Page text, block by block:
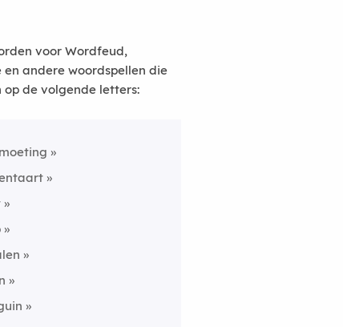
voor Wordfeud,
en andere woordspellen die
op de volgende letters: